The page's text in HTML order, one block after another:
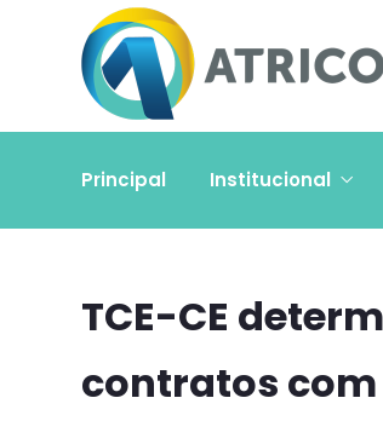
Principal Institucional
TCE-CE
contratos